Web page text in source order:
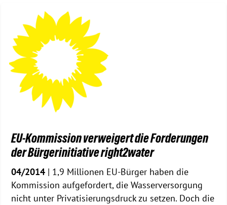
EU-Kommission verweigert die Forderungen
der Bürgerinitiative right2water
04/2014 | 1,9 Millionen EU-Bürger haben die
Kommission aufgefordert, die Wasserversorgung
nicht unter Privatisierungsdruck zu setzen. Doch die